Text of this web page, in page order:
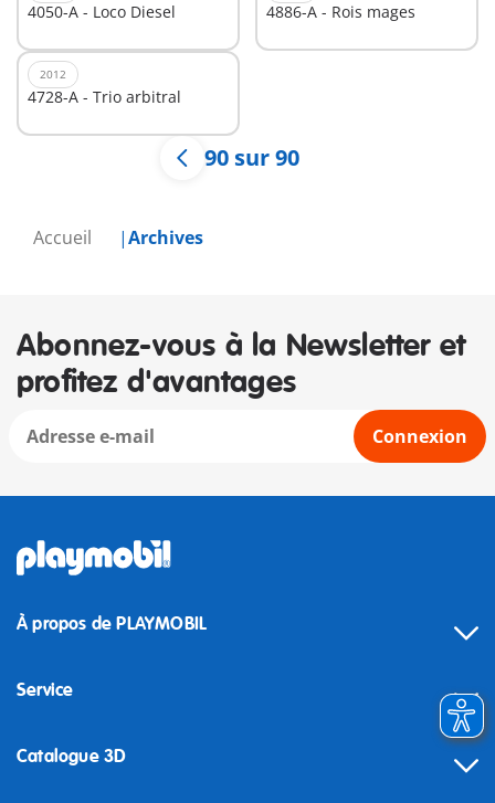
Accueil Archives
4050-A - Loco Diesel 4886-A - Rois mages
2012
4728-A - Trio arbitral
90 sur 90
Abonnez-vous à la Newsletter et
profitez d'avantages
Connexion
À propos de PLAYMOBIL
Service
Catalogue 3D